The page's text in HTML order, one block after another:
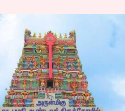
வந்த
மிரட்டல்
Dec 30, 2024 01:26 pm